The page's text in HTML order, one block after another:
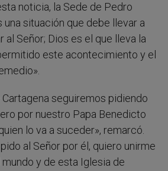
noticia, la Sede de Pedro
una situación que debe llevar a
al Señor; Dios es el que lleva la
este acontecimiento y el
Cartagena seguiremos pidiendo
por nuestro Papa Benedicto
lo va a suceder», remarcó.
al Señor por él, quiero unirme
y de esta Iglesia de